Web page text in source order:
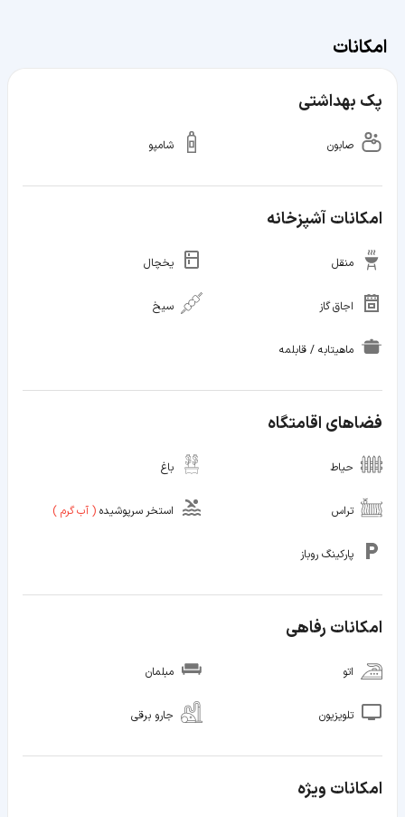
امکانات
پک بهداشتی
صابون شامپو
امکانات آشپزخانه
منقل یخچال
اجاق گاز سیخ
ماهیتابه / قابلمه
فضاهای اقامتگاه
حیاط باغ
تراس استخر سرپوشیده ( آب گرم )
پارکینگ روباز
امکانات رفاهی
اتو مبلمان
تلویزیون جارو برقی
امکانات ویژه